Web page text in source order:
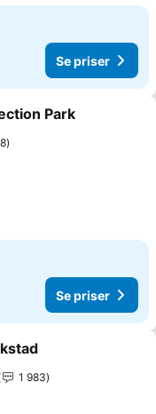
Se priser
i favoritter
Park
Se priser
favoritter
1 983